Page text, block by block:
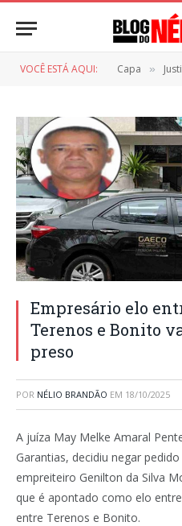
VOCÊ ESTÁ AQUI: Capa »
Empresário elo
Terenos e Bonito
preso
POR NÉLIO BRANDÃO EM 18/10/2025
A juíza May Melke Amaral
Garantias, decidiu negar
empreiteiro Genilton da Silva
que é apontado como elo
entre Terenos e Bonito.